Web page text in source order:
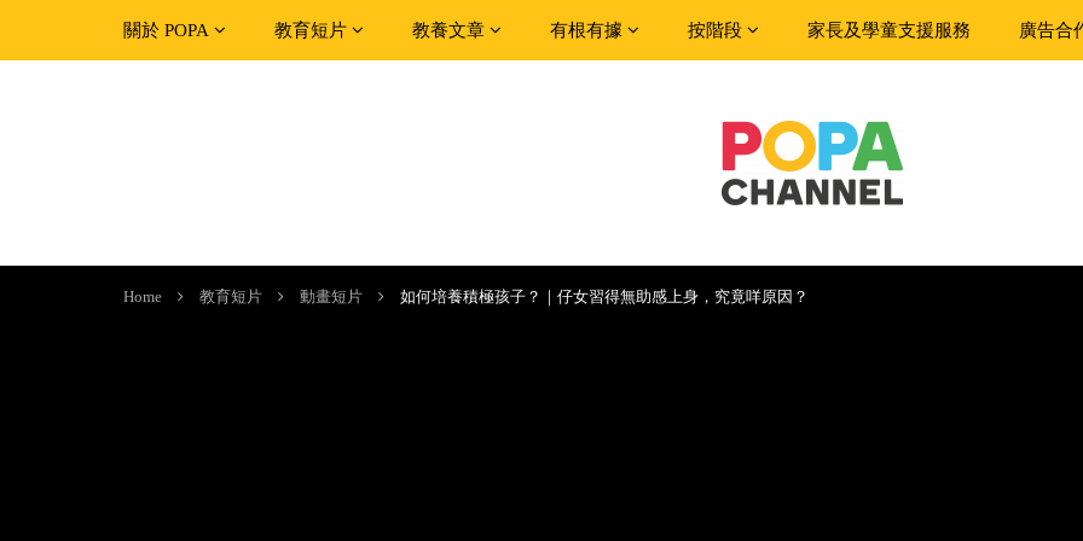
關於 POPA 教育短片 教養文章 有根有據 按階段 家長及學童支援服務 廣告合
Home 教育短片 動畫短片 如何培養積極孩子？｜仔女習得無助感上身，究竟咩原因？